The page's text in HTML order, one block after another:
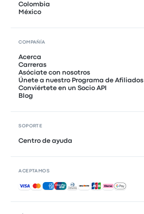
Colombia
México
COMPAÑÍA
Acerca
Carreras
Asóciate con nosotros
Únete a nuestro Programa de Afiliados
Conviértete en un Socio API
Blog
SOPORTE
Centro de ayuda
ACEPTAMOS
Pagos aceptados